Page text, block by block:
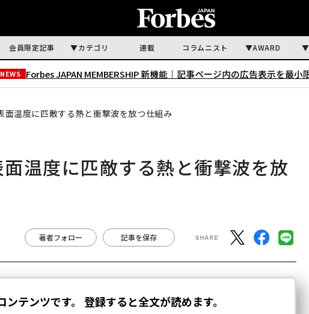
会員限定記事 カテゴリ 連載 コラムニスト AWARD
NEWS Forbes JAPAN MEMBERSHIP 新機能｜ 記事ページ内の広告表示を最小
面温度に匹敵する熱と衝撃波を放つ仕組み
温度に匹敵する熱と衝撃波を放
著者フォロー 記事を保存